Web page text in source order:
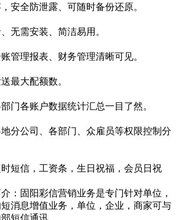
安全防泄露、可随时备份还原。
无需安装、简洁易用。
管理报表、财务管理清晰可见。
最大配额数。
门各账户数据统计汇总一目了然。
分公司、各部门、众雇员等权限控制分
短信，工资条，生日祝福，会员日祝
：固阳彩信营销业务是专门针对单位，
消息增值业务，单位，企业，商家可与
短信通讯，